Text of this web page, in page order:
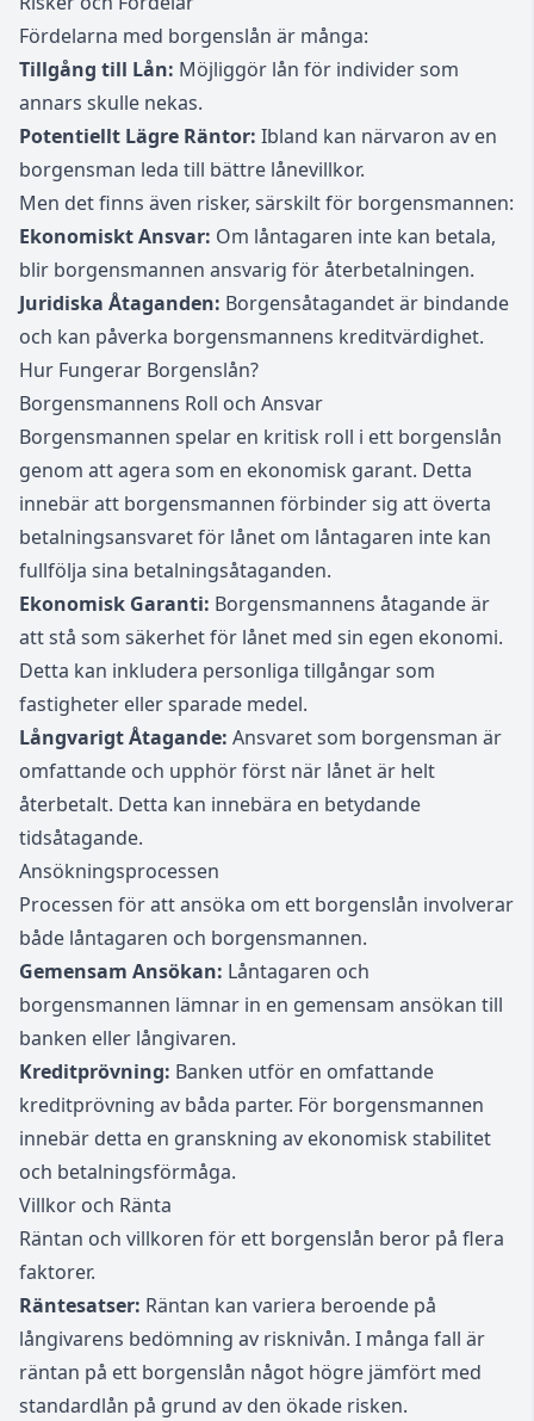
Fördelarna med borgenslån är många:
Tillgång till Lån: Möjliggör lån för individer som
annars skulle nekas.
Potentiellt Lägre Räntor: Ibland kan närvaron av en
borgensman leda till bättre lånevillkor.
Men det finns även risker, särskilt för borgensmannen:
Ekonomiskt Ansvar: Om låntagaren inte kan betala,
blir borgensmannen ansvarig för återbetalningen.
Juridiska Åtaganden: Borgensåtagandet är bindande
och kan påverka borgensmannens kreditvärdighet.
Hur Fungerar Borgenslån?
Borgensmannens Roll och Ansvar
Borgensmannen spelar en kritisk roll i ett borgenslån
genom att agera som en ekonomisk garant. Detta
innebär att borgensmannen förbinder sig att överta
betalningsansvaret för lånet om låntagaren inte kan
fullfölja sina betalningsåtaganden.
Ekonomisk Garanti: Borgensmannens åtagande är
att stå som säkerhet för lånet med sin egen ekonomi.
Detta kan inkludera personliga tillgångar som
fastigheter eller sparade medel.
Långvarigt Åtagande: Ansvaret som borgensman är
omfattande och upphör först när lånet är helt
återbetalt. Detta kan innebära en betydande
tidsåtagande.
Ansökningsprocessen
Processen för att ansöka om ett borgenslån involverar
både låntagaren och borgensmannen.
Gemensam Ansökan: Låntagaren och
borgensmannen lämnar in en gemensam ansökan till
banken eller långivaren.
Kreditprövning: Banken utför en omfattande
kreditprövning av båda parter. För borgensmannen
innebär detta en granskning av ekonomisk stabilitet
och betalningsförmåga.
Villkor och Ränta
Räntan och villkoren för ett borgenslån beror på flera
faktorer.
Räntesatser: Räntan kan variera beroende på
långivarens bedömning av risknivån. I många fall är
räntan på ett borgenslån något högre jämfört med
standardlån på grund av den ökade risken.